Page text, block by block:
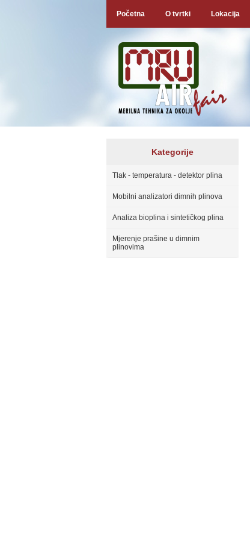
Početna O tvrtki Lokacija
Kategorije
Tlak - temperatura - detektor plina
Mobilni analizatori dimnih plinova
Analiza bioplina i sintetičkog plina
Mjerenje prašine u dimnim
plinovima